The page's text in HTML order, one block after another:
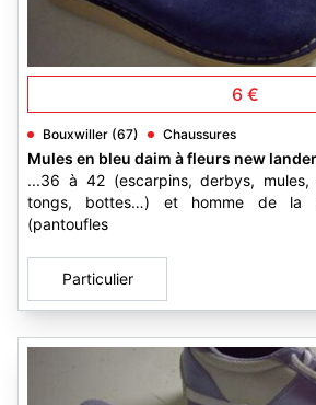
6 €
Bouxwiller (67) Chaussures
Mules en bleu daim à fleurs new
...36 à 42 (escarpins, derbys, mules,
tongs, bottes…) et homme de la
(pantoufles
Particulier